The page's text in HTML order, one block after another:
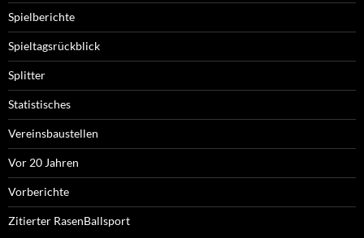
Spielberichte
Spieltagsrückblick
Splitter
Statistisches
Vereinsbaustellen
Vor 20 Jahren
Vorberichte
Zitierter RasenBallsport